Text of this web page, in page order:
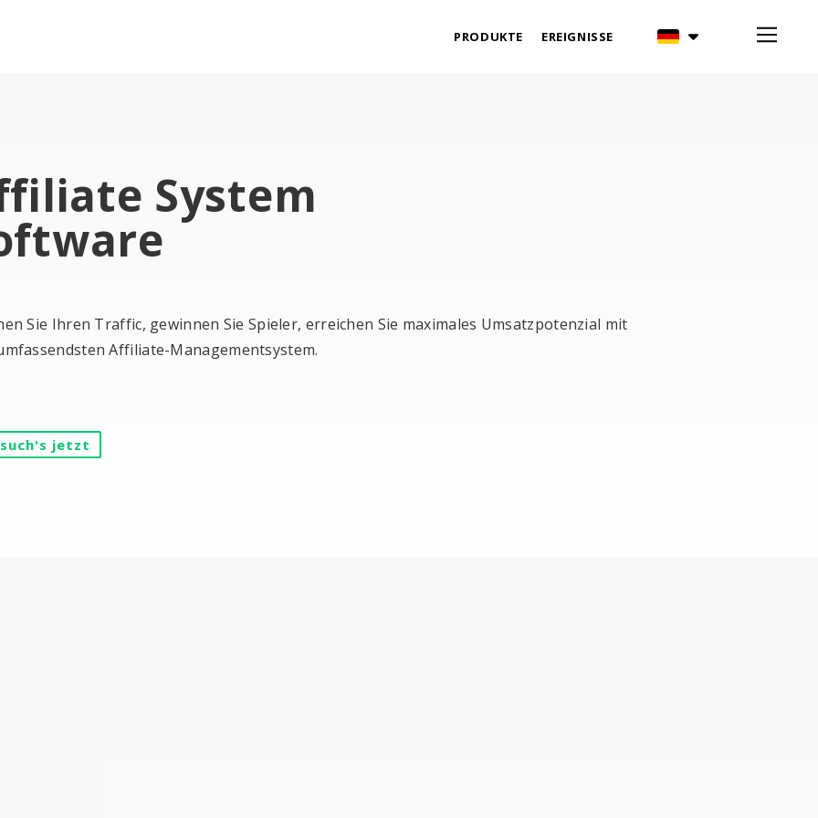
PRODUKTE EREIGNISSE
System
Sie Ihren Traffic, gewinnen Sie Spieler, erreichen Sie maximales Umsatzpotenzial mit
Affiliate-Managementsystem.
jetzt